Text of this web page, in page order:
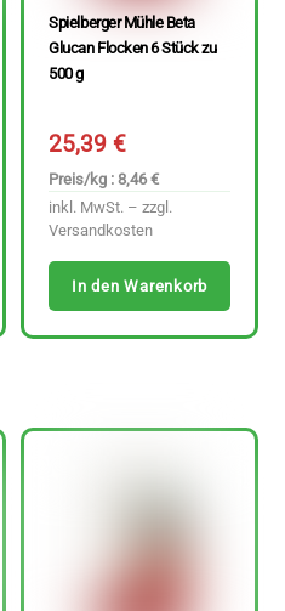
Spielberger Mühle Beta
Glucan Flocken 6 Stück zu
500 g
25,39€
Preis/kg : 8,46 €
inkl. MwSt. – zzgl.
Versandkosten
In den Warenkorb